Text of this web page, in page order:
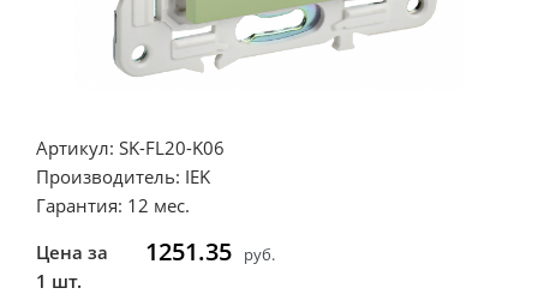
Артикул: SK-FL20-K06
Производитель: IEK
Гарантия: 12 мес.
Цена за
1 шт.
1251.35 руб.